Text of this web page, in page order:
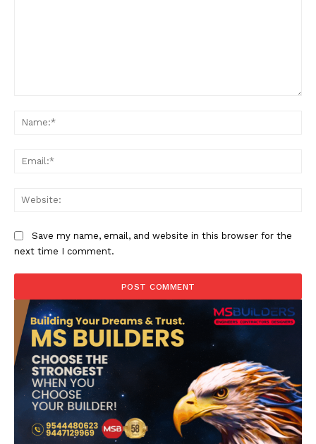
Save my name, email, and website in this browser for the
next time I comment.